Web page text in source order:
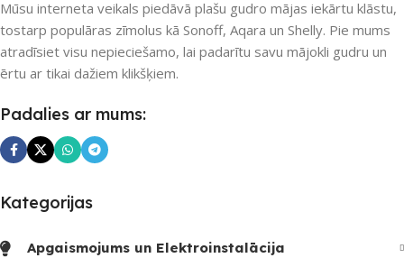
UZREIZ PIEEJAMAIS
Mūsu interneta veikals piedāvā plašu gudro mājas iekārtu klāstu,
tostarp populāras zīmolus kā Sonoff, Aqara un Shelly. Pie mums
atradīsiet visu nepieciešamo, lai padarītu savu mājokli gudru un
ērtu ar tikai dažiem klikšķiem.
Padalies ar mums:
Kategorijas
Apgaismojums un Elektroinstalācija